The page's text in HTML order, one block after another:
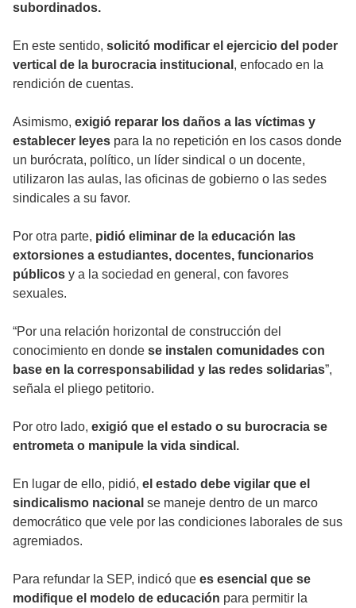
subordinados.
En este sentido, solicitó modificar el ejercicio del poder
vertical de la burocracia institucional , enfocado en la
rendición de cuentas.
Asimismo, exigió reparar los daños a las víctimas y
establecer leyes para la no repetición en los casos donde
un burócrata, político, un líder sindical o un docente,
utilizaron las aulas, las oficinas de gobierno o las sedes
sindicales a su favor.
Por otra parte, pidió eliminar de la educación las
extorsiones a estudiantes, docentes, funcionarios
públicos y a la sociedad en general, con favores
sexuales.
“Por una relación horizontal de construcción del
conocimiento en donde se instalen comunidades con
base en la corresponsabilidad y las redes solidarias”,
señala el pliego petitorio.
Por otro lado, exigió que el estado o su burocracia se
entrometa o manipule la vida sindical.
En lugar de ello, pidió, el estado debe vigilar que el
sindicalismo nacional se maneje dentro de un marco
democrático que vele por las condiciones laborales de sus
agremiados.
Para refundar la SEP, indicó que es esencial que se
modifique el modelo de educación para permitir la